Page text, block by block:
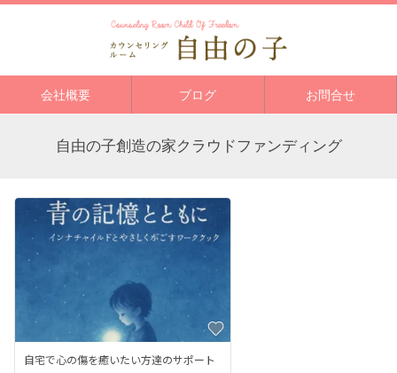
会社概要 ブログ お問合せ
自由の子創造の家クラウドファンディング